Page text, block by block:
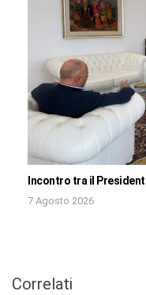
Incontro tra il
7 Agosto 2026
Correlati